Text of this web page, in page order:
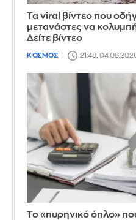
Τα viral βίντεο που
μετανάστες να
Δείτε βίντεο
ΚΟΣΜΟΣ 21:48,
Το «πυρηνικό όπλο»